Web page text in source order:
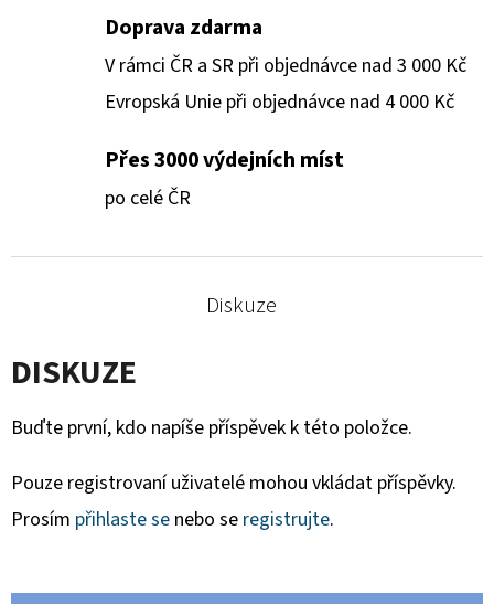
Doprava zdarma
V rámci ČR a SR při objednávce nad 3 000 Kč
Evropská Unie při objednávce nad 4 000 Kč
Přes 3000 výdejních míst
po celé ČR
Diskuze
DISKUZE
Buďte první, kdo napíše příspěvek k této položce.
Pouze registrovaní uživatelé mohou vkládat příspěvky.
Prosím přihlaste se nebo se registrujte.